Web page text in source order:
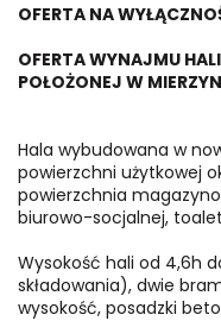
OFERTA NA
OFERTA WYNAJMU
POŁOŻONEJ W
Hala wybudowana w
powierzchni użytkowej
powierzchnia
biurowo-socjalnej,
Wysokość hali od 4,6h
składowania), dwie
wysokość, posadzki